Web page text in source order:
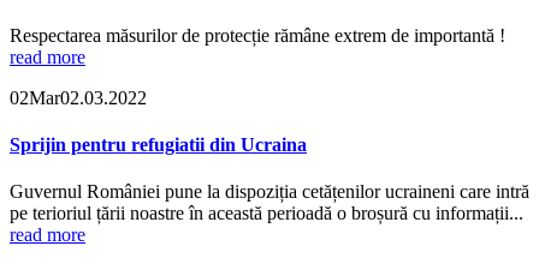
Respectarea măsurilor de protecție rămâne extrem de importantă !
read more
02Mar02.03.2022
Sprijin pentru refugiatii din Ucraina
Guvernul României pune la dispoziția cetățenilor ucraineni care intră
pe terioriul țării noastre în această perioadă o broșură cu informații...
read more